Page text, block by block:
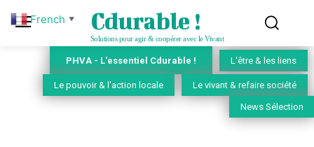
Cdurable !
Solutions pour agir & coopérer avec le Vivant
PHVA - L'essentiel Cdurable ! L'être & les liens
Le pouvoir & l'action locale Le vivant & refaire société
News Sélection
French ▼